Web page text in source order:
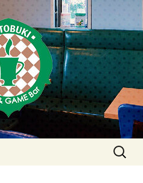
上井草・上石神
ームバーこと
site
検
索: